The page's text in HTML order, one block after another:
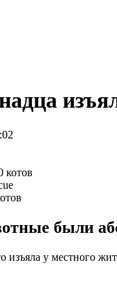
были
у местного